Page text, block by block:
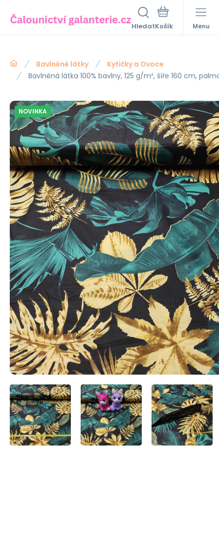
Hledat Menu
Bavlněné látky
Kytičky a Ovoce
Bavlněná látka 100% bavlny, 125 g/m², šíře 160 cm,
NOVINKA